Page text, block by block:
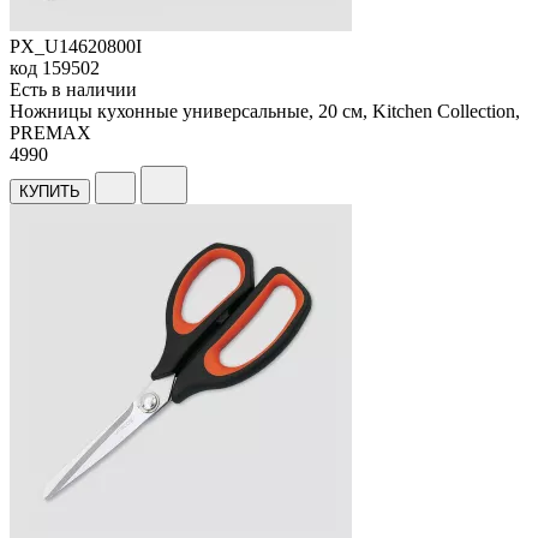
PX_U14620800I
код 159502
Есть в наличии
Ножницы кухонные универсальные, 20 см, Kitchen Collection,
PREMAX
4990
КУПИТЬ